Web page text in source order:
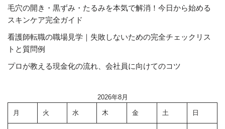
毛穴の開き・黒ずみ・たるみを本気で解消！今日から始める
スキンケア完全ガイド
看護師転職の職場見学｜失敗しないための完全チェックリス
トと質問例
プロが教える現金化の流れ、会社員に向けてのコツ
2026年8月
月 火 水 木 金 土 日